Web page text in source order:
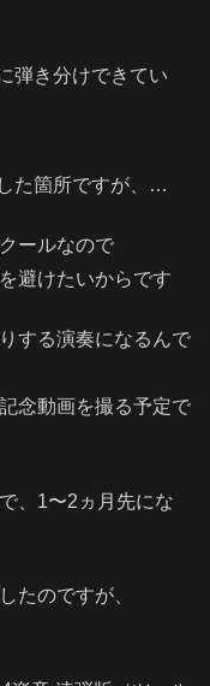
弾き分けできてい
た箇所ですが、…
ールなので
避けたいからです
する演奏になるんで
念動画を撮る予定で
、1〜2ヵ月先にな
たのですが、